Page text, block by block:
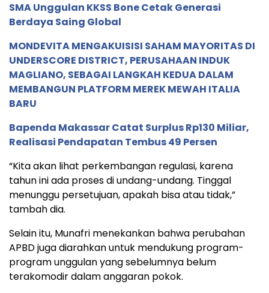
SMA Unggulan KKSS Bone Cetak Generasi
Berdaya Saing Global
MONDEVITA MENGAKUISISI SAHAM MAYORITAS DI
UNDERSCORE DISTRICT, PERUSAHAAN INDUK
MAGLIANO, SEBAGAI LANGKAH KEDUA DALAM
MEMBANGUN PLATFORM MEREK MEWAH ITALIA
BARU
Bapenda Makassar Catat Surplus Rp130 Miliar,
Realisasi Pendapatan Tembus 49 Persen
“Kita akan lihat perkembangan regulasi, karena
tahun ini ada proses di undang-undang. Tinggal
menunggu persetujuan, apakah bisa atau tidak,”
tambah dia.
Selain itu, Munafri menekankan bahwa perubahan
APBD juga diarahkan untuk mendukung program-
program unggulan yang sebelumnya belum
terakomodir dalam anggaran pokok.